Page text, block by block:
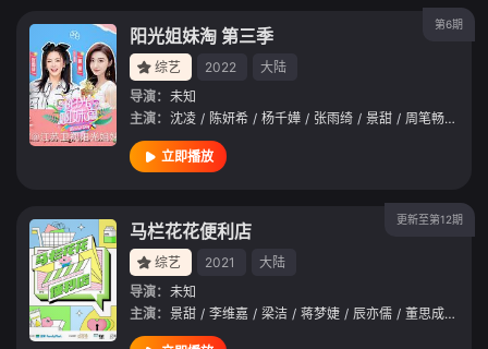
第6期
阳光姐妹淘 第三季
综艺 2022
大陆
导演： 未知
主演： 沈凌 / 陈妍希 / 杨千嬅 / 张雨绮 / 景甜 / 周笔畅 /
立即播放
更新至第12期
马栏花花便利店
综艺 2021
大陆
导演： 未知
主演： 景甜 / 李维嘉 / 梁洁 / 蒋梦婕 / 辰亦儒 / 董思成 /